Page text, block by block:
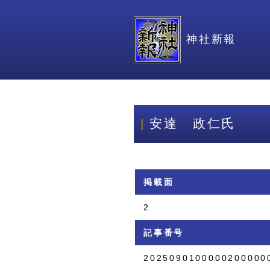
神社新報
安達 政仁氏
掲載面
2
記事番号